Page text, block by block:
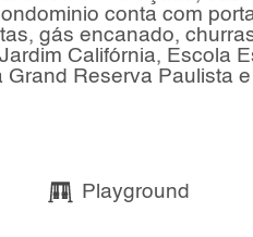
conta com
gás encanado,
Califórnia, Escola
Grand Reserva Paulista
Playground